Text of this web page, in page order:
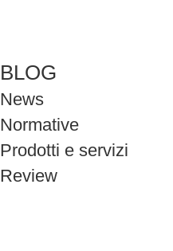
BLOG
News
Normative
Prodotti e servizi
Review